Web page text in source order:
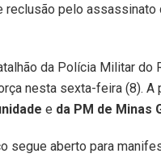
pelo assassinato
da Polícia Militar do
nesta sexta-feira (8). A
e da PM de Minas
segue aberto para